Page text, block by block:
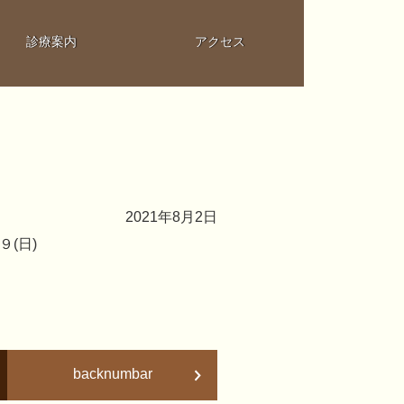
診療案内 アクセス
2021年8月2日
(日)
backnumbar